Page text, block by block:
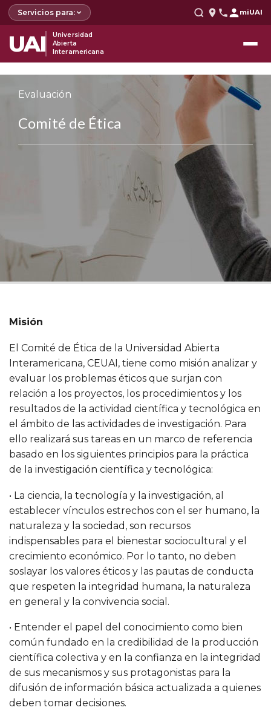
Servicios para: miUAI
UAI
Universidad
Abierta
Interamericana
Evaluación
Comité de Ética
Misión
El Comité de Ética de la Universidad Abierta
Interamericana, CEUAI, tiene como misión analizar y
evaluar los problemas éticos que surjan con
relación a los proyectos, los procedimientos y los
resultados de la actividad científica y tecnológica en
el ámbito de las actividades de investigación. Para
ello realizará sus tareas en un marco de referencia
basado en los siguientes principios para la práctica
de la investigación científica y tecnológica:
• La ciencia, la tecnología y la investigación, al
establecer vínculos estrechos con el ser humano, la
naturaleza y la sociedad, son recursos
indispensables para el bienestar sociocultural y el
crecimiento económico. Por lo tanto, no deben
soslayar los valores éticos y las pautas de conducta
que respeten la integridad humana, la naturaleza
en general y la convivencia social.
• Entender el papel del conocimiento como bien
común fundado en la credibilidad de la producción
científica colectiva y en la confianza en la integridad
de sus mecanismos y sus protagonistas para la
difusión de información básica actualizada a quienes
deben tomar decisiones.